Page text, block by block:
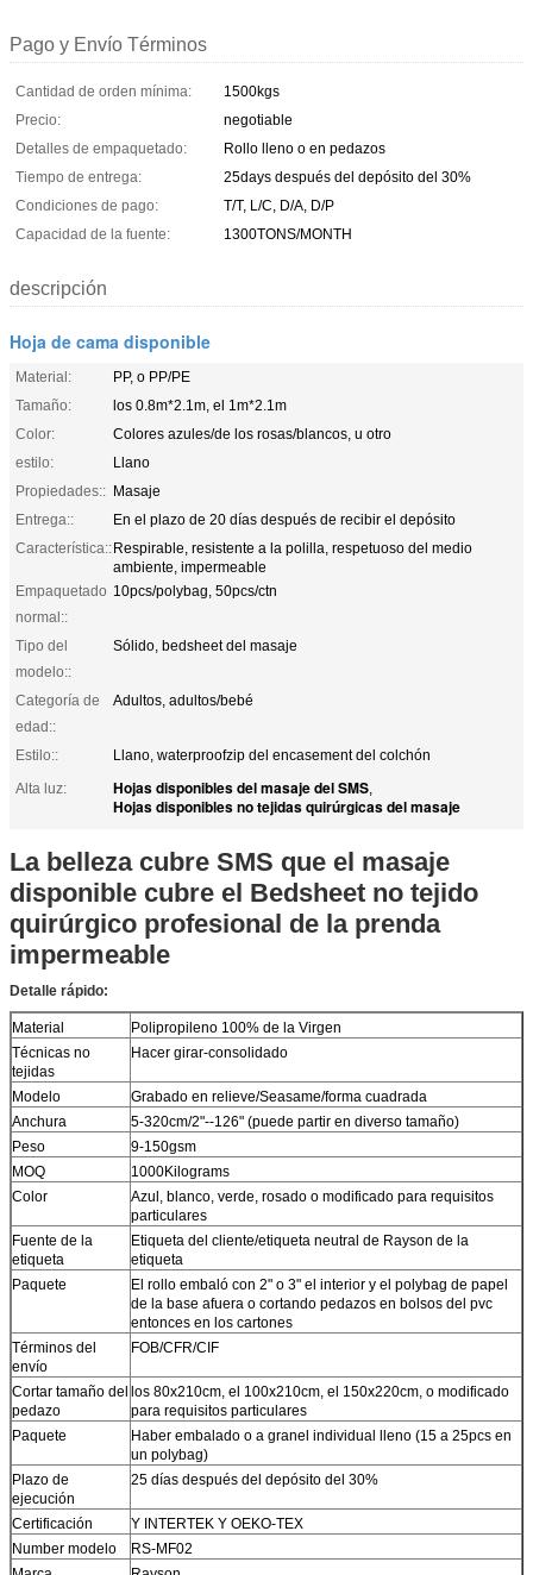
Pago y Envío Términos
Cantidad de orden mínima:
1500kgs
Precio:
negotiable
Detalles de empaquetado:
Rollo lleno o en pedazos
Tiempo de entrega:
25days después del depósito del 30%
Condiciones de pago:
T/T, L/C, D/A, D/P
Capacidad de la fuente:
1300TONS/MONTH
descripción
Hoja de cama disponible
Material:
PP, o PP/PE
Tamaño:
los 0.8m*2.1m, el 1m*2.1m
Color:
Colores azules/de los rosas/blancos, u otro
estilo:
Llano
Propiedades:: Masaje
Entrega::
En el plazo de 20 días después de recibir el depósito
Característica::Respirable, resistente a la polilla, respetuoso del medio
ambiente, impermeable
Empaquetado
normal::
10pcs/polybag, 50pcs/ctn
Tipo del
modelo::
Sólido, bedsheet del masaje
Categoría de
edad::
Adultos, adultos/bebé
Estilo::
Llano, waterproofzip del encasement del colchón
Alta luz:
Hojas disponibles del masaje del SMS,
Hojas disponibles no tejidas quirúrgicas del masaje
La belleza cubre SMS que el masaje
disponible cubre el Bedsheet no tejido
quirúrgico profesional de la prenda
impermeable
Detalle rápido:
Material
Polipropileno 100% de la Virgen
Técnicas no
tejidas
Hacer girar-consolidado
Modelo
Grabado en relieve/Seasame/forma cuadrada
Anchura
5-320cm/2"--126" (puede partir en diverso tamaño)
Peso
9-150gsm
MOQ
1000Kilograms
Color
Azul, blanco, verde, rosado o modificado para requisitos
particulares
Fuente de la
etiqueta
Etiqueta del cliente/etiqueta neutral de Rayson de la
etiqueta
Paquete
El rollo embaló con 2" o 3" el interior y el polybag de papel
de la base afuera o cortando pedazos en bolsos del pvc
entonces en los cartones
Términos del
envío
FOB/CFR/CIF
Cortar tamaño del
pedazo
los 80x210cm, el 100x210cm, el 150x220cm, o modificado
para requisitos particulares
Paquete
Haber embalado o a granel individual lleno (15 a 25pcs en
un polybag)
Plazo de
ejecución
25 días después del depósito del 30%
Certificación
Y INTERTEK Y OEKO-TEX
Number modelo
RS-MF02